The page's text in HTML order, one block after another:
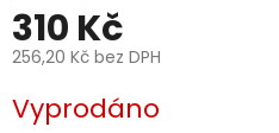
310 Kč
256,20 Kč bez DPH
cena:
Vyprodáno